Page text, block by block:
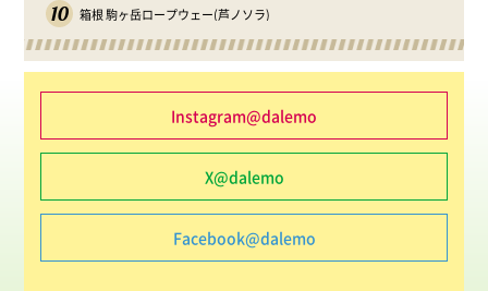
10 箱根 駒ヶ岳ロープウェー(芦ノソラ)
Instagram@dalemo
X@dalemo
Facebook@dalemo